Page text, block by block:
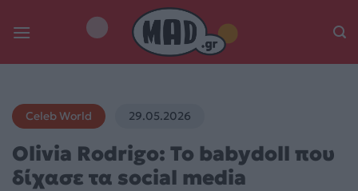
Celeb World 29.05.2026
Olivia Rodrigo: Το babydoll που
δίχασε τα social media